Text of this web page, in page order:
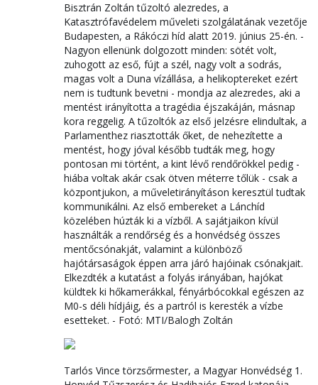
Bisztrán Zoltán tűzoltó alezredes, a
Katasztrófavédelem műveleti szolgálatának vezetője
Budapesten, a Rákóczi híd alatt 2019. június 25-én. -
Nagyon ellenünk dolgozott minden: sötét volt,
zuhogott az eső, fújt a szél, nagy volt a sodrás,
magas volt a Duna vízállása, a helikoptereket ezért
nem is tudtunk bevetni - mondja az alezredes, aki a
mentést irányította a tragédia éjszakáján, másnap
kora reggelig. A tűzoltók az első jelzésre elindultak, a
Parlamenthez riasztották őket, de nehezítette a
mentést, hogy jóval később tudták meg, hogy
pontosan mi történt, a kint lévő rendőrökkel pedig -
hiába voltak akár csak ötven méterre tőlük - csak a
központjukon, a műveletirányításon keresztül tudtak
kommunikálni. Az első embereket a Lánchíd
közelében húzták ki a vízből. A sajátjaikon kívül
használták a rendőrség és a honvédség összes
mentőcsónakját, valamint a különböző
hajótársaságok éppen arra járó hajóinak csónakjait.
Elkezdték a kutatást a folyás irányában, hajókat
küldtek ki hőkamerákkal, fényárbócokkal egészen az
M0-s déli hídjáig, és a partról is keresték a vízbe
esetteket. - Fotó: MTI/Balogh Zoltán
Tarlós Vince törzsőrmester, a Magyar Honvédség 1.